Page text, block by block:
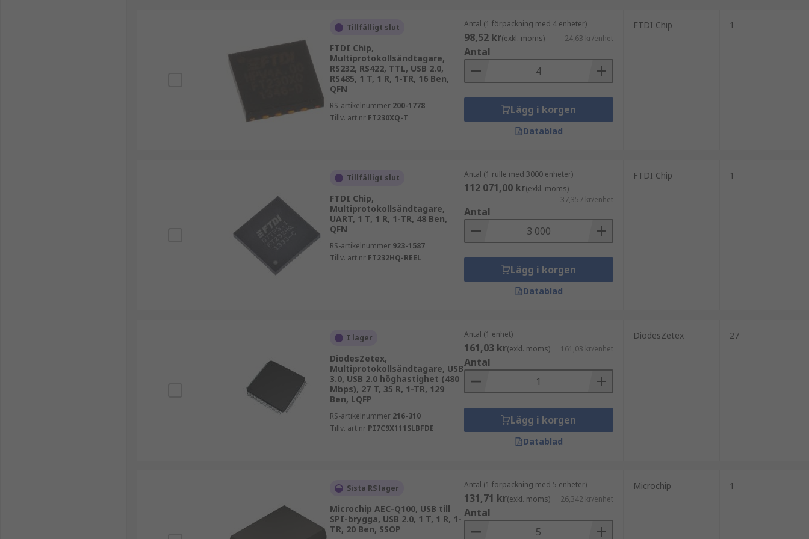
Tillfälligt slut
FTDI Chip,
Multiprotokollsändtagare,
RS232, RS422, TTL, USB 2.0,
RS485, 1 T, 1 R, 1-TR, 16 Ben,
QFN
RS-artikelnummer 200-1778
Tillv. art.nr FT230XQ-T
Antal (1 förpackning med 4 enheter)
98,52 kr(exkl. moms) 24,63 kr/enhet
Antal
Lägg i korgen
Datablad
FTDI Chip 1
Tillfälligt slut
FTDI Chip,
Multiprotokollsändtagare,
UART, 1 T, 1 R, 1-TR, 48 Ben,
QFN
RS-artikelnummer 923-1587
Tillv. art.nr FT232HQ-REEL
Antal (1 rulle med 3000 enheter)
112 071,00 kr(exkl. moms)
37,357 kr/enhet
Antal
Lägg i korgen
Datablad
FTDI Chip 1
I lager
DiodesZetex,
Multiprotokollsändtagare, USB
3.0, USB 2.0 höghastighet (480
Mbps), 27 T, 35 R, 1-TR, 129
Ben, LQFP
RS-artikelnummer 216-310
Tillv. art.nr PI7C9X111SLBFDE
Antal (1 enhet)
161,03 kr(exkl. moms) 161,03 kr/enhet
Antal
Lägg i korgen
Datablad
DiodesZetex 27
Sista RS lager
Microchip AEC-Q100, USB till
SPI-brygga, USB 2.0, 1 T, 1 R, 1-
TR, 20 Ben, SSOP
Antal (1 förpackning med 5 enheter)
131,71 kr(exkl. moms) 26,342 kr/enhet
Antal
Microchip 1